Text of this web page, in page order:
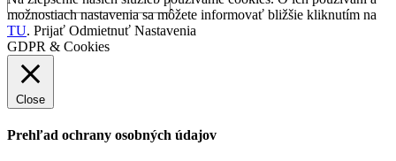
možnostiach nastavenia sa môžete informovať bližšie kliknutím na
TU. Prijať Odmietnuť Nastavenia
GDPR & Cookies
Close
Prehľad ochrany osobných údajov